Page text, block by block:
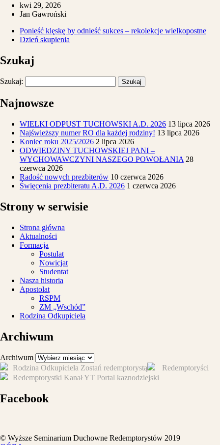
kwi 29, 2026
Jan Gawroński
Ponieść klęskę by odnieść sukces – rekolekcje wielkopostne
Dzień skupienia
Szukaj
Szukaj:
Najnowsze
WIELKI ODPUST TUCHOWSKI A.D. 2026 13 lipca 2026
Najświeższy numer RO dla każdej rodziny! 13 lipca 2026
Koniec roku 2025/2026 2 lipca 2026
ODWIEDZINY TUCHOWSKIEJ PANI –
WYCHOWAWCZYNI NASZEGO POWOŁANIA 28
czerwca 2026
Radość nowych prezbiterów 10 czerwca 2026
Święcenia prezbiteratu A.D. 2026 1 czerwca 2026
Strony w serwisie
Strona główna
Aktualności
Formacja
Postulat
Nowicjat
Studentat
Nasza historia
Apostolat
RSPM
ZM „Wschód”
Rodzina Odkupiciela
Archiwum
Archiwum
Rodzina Odkupiciela Zostań redemptorystą
Redemptoryści
Redemptorystki Kanał YT Portal kaznodziejski
Facebook
© Wyższe Seminarium Duchowne Redemptorystów 2019